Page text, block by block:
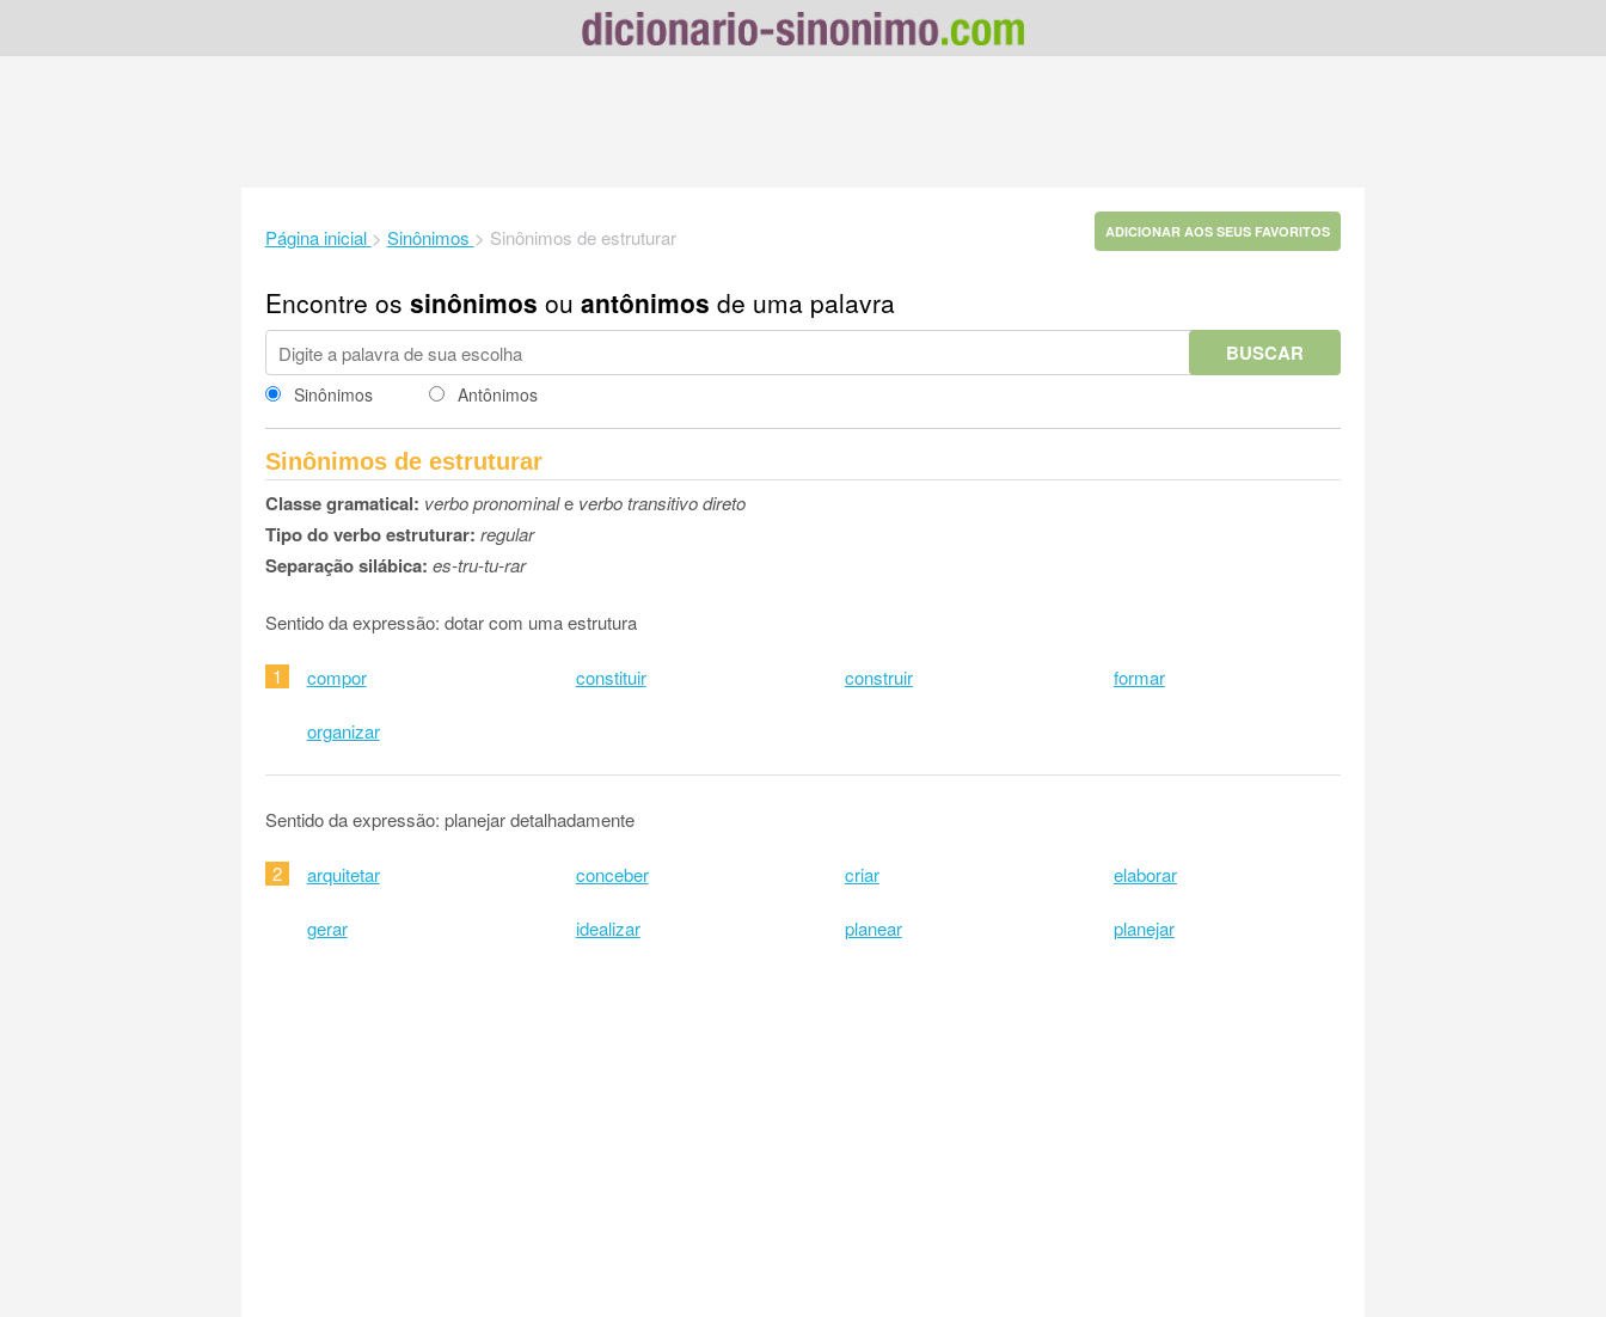
Página inicial > Sinônimos > Sinônimos de estruturar ADICIONAR AOS SEUS FAVORITOS
Encontre os sinônimos ou antônimos de uma palavra
BUSCAR
Sinônimos Antônimos
Sinônimos de estruturar
Classe gramatical: verbo pronominale verbo transitivo direto
Tipo do verbo estruturar: regular
Separação silábica: es-tru-tu-rar
Sentido da expressão: dotar com uma estrutura
1 compor constituir construir formar
organizar
Sentido da expressão: planejar detalhadamente
2 arquitetar conceber criar elaborar
gerar idealizar planear planejar